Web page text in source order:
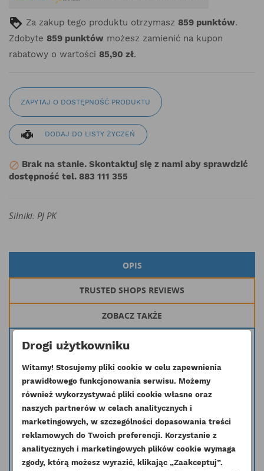
Za zakup tego produktu otrzymasz 859 punktów.
Zdobyte 859 punktów możesz zamienić na kupon
rabatowy o wartości 85,90 zł.
ZAPYTAJ O DOSTĘPNOŚĆ PRODUKTU
DODAJ DO LISTY ŻYCZEŃ
 Brak na stanie. Skontaktuj się z nami aby sprawdzić
dostępność tel. 883 111 355
Silniki: PJ PK
OPIS
TRUSTED SHOPS REVIEWS
ZOBACZ TAKŻE
Oryginalny kompletny wtryskiwacz paliwa stosowany w silnikach 1106
Inny symbol: 2645A735 2645A719
Stosowany w maszynach: CATerpillar, Bobcat Fuchs Hyster Hyundai JCB
Komatsu Kramer Landini Manitou Massey Ferguson Merlo
O&K Schaeff Steinbock Timberjack Weidemann Zeppelin Case Mccormick
Masz wątpliwość czy dana część pasuje do Twojego silnika skontaktuj się
z nami i podaj nr seryjny silnika a my pomożemy dobrać odpowiednią
część.
Drogi użytkowniku
Witamy! Stosujemy pliki cookie w celu zapewnienia
prawidłowego funkcjonowania serwisu. Możemy
również wykorzystywać pliki cookie własne oraz
naszych partnerów w celach analitycznych i
marketingowych, w szczególności dopasowania treści
reklamowych do Twoich preferencji. Korzystanie z
analitycznych i marketingowych plików cookie wymaga
zgody, którą możesz wyrazić, klikając „Zaakceptuj”.